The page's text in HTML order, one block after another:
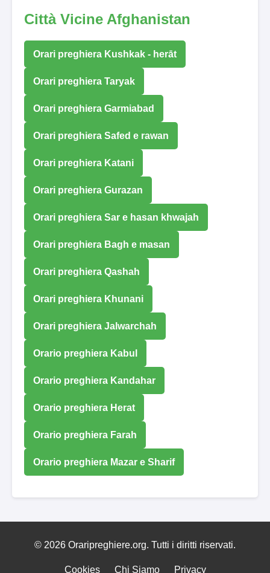
Città Vicine Afghanistan
Orari preghiera Kushkak - herāt
Orari preghiera Taryak
Orari preghiera Garmiabad
Orari preghiera Safed e rawan
Orari preghiera Katani
Orari preghiera Gurazan
Orari preghiera Sar e hasan khwajah
Orari preghiera Bagh e masan
Orari preghiera Qashah
Orari preghiera Khunani
Orari preghiera Jalwarchah
Orario preghiera Kabul
Orario preghiera Kandahar
Orario preghiera Herat
Orario preghiera Farah
Orario preghiera Mazar e Sharif
© 2026 Oraripreghiere.org. Tutti i diritti riservati.
Cookies Chi Siamo Privacy